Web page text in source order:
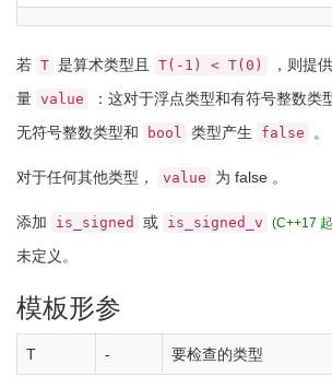
若 T 是算术类型且 T(-1) < T(0) ，则提
量 value ：这对于浮点类型和有符号整数类
无符号整数类型和
bool 类型产生 false 。
对于任何其他类型， value 为 false 。
添加 is_signed 或 is_signed_v (C++17
未定义。
模板形参
T - 要检查的类型